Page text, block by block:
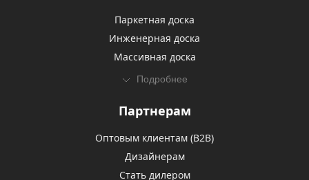
Паркетная доска
Инженерная доска
Массивная доска
Подробнее
Партнерам
Оптовым клиентам (В2В)
Дизайнерам
Стать дилером